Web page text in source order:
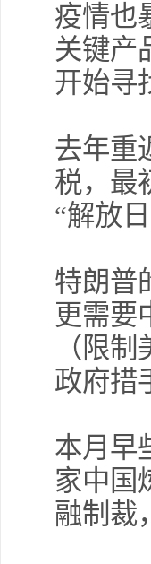
疫情也
关键产
开始寻
去年重
税，最
“解放
特朗普
更需要
（限
政府措
本月早
家中国
融制裁